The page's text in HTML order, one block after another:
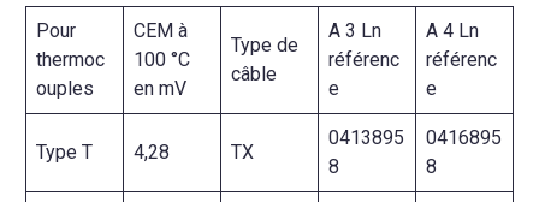
Pour
thermoc
ouples
CEM à
100 °C
en mV
Type de
câble
A 3 Ln
référenc
e
A 4 Ln
référenc
e
Type T 4,28 TX
0413895
8
0416895
8